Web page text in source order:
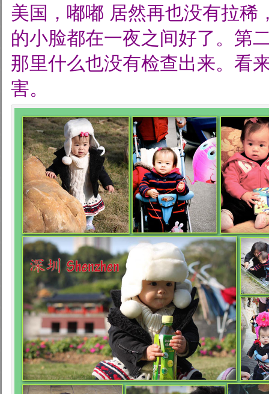
美国，嘟嘟 居然再也没有拉稀
的小脸都在一夜之间好了。第
那里什么也没有检查出来。看
害。